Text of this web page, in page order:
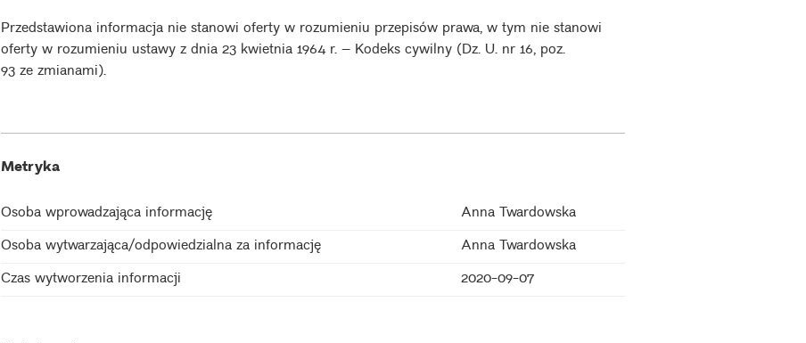
Przedstawiona informacja nie stanowi oferty w rozumieniu przepisów prawa, w tym nie stanowi
oferty w rozumieniu ustawy z dnia 23 kwietnia 1964 r. – Kodeks cywilny (Dz. U. nr 16, poz.
93 ze zmianami).
Metryka
Osoba wprowadzająca informację
Anna Twardowska
Osoba wytwarzająca/odpowiedzialna za informację
Anna Twardowska
Czas wytworzenia informacji
2020-09-07